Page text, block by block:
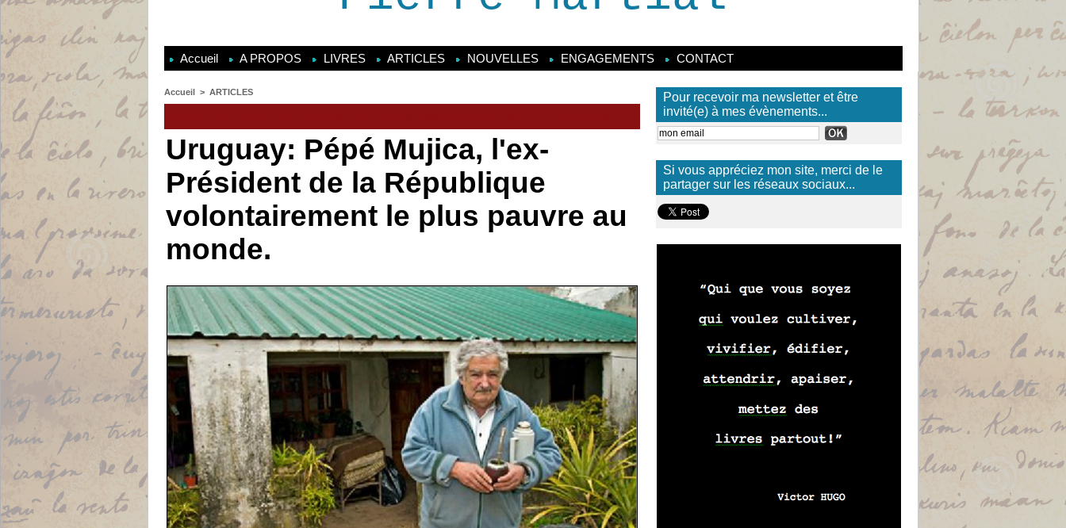
Accueil A PROPOS LIVRES ARTICLES NOUVELLES ENGAGEMENTS CONTACT
Accueil > ARTICLES
Uruguay: Pépé Mujica, l'ex-
Président de la République
volontairement le plus pauvre au
monde.
Pour recevoir ma newsletter et être
invité(e) à mes évènements...
Si vous appréciez mon site, merci de le
partager sur les réseaux sociaux...